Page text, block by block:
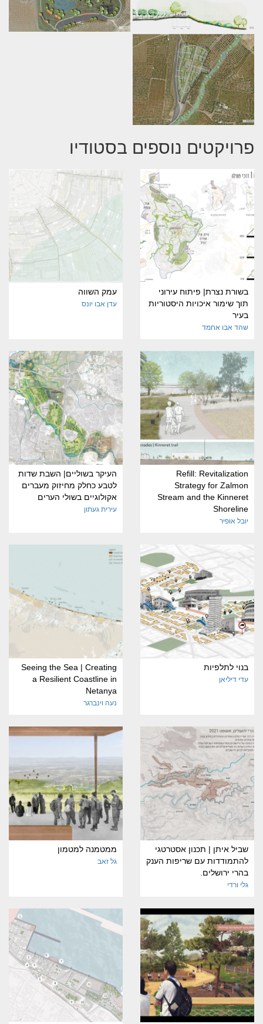
פרויקטים נוספים בסטודיו
בשורת נצרת| פיתוח עירוני
תוך שימור איכויות היסטוריות
בעיר
שהד אבו אחמד
עמק השווה
עדן אבו יונס
Refill: Revitalization
Strategy for Zalmon
Stream and the Kinneret
Shoreline
יובל אופיר
העיקר בשוליים| השבת שדות
לטבע כחלק מחיזוק מעברים
אקולוגיים בשולי הערים
עירית געתון
בנוי לתלפיות
עדי דיליאן
Seeing the Sea | Creating
a Resilient Coastline in
Netanya
נעה וינברגר
שביל איתן | תכנון אסטרטגי
להתמודדות עם שריפות הענק
בהרי ירושלים.
גלי ורדי
ממטמנה למטמון
גל זאב